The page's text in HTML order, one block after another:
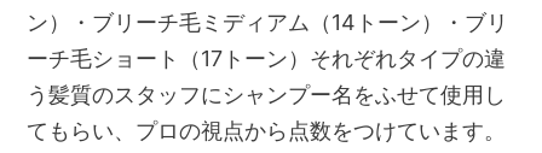
ン）・ブリーチ毛ミディアム（14トーン）・ブリ
ーチ毛ショート（17トーン）それぞれタイプの違
う髪質のスタッフにシャンプー名をふせて使用し
てもらい、プロの視点から点数をつけています。